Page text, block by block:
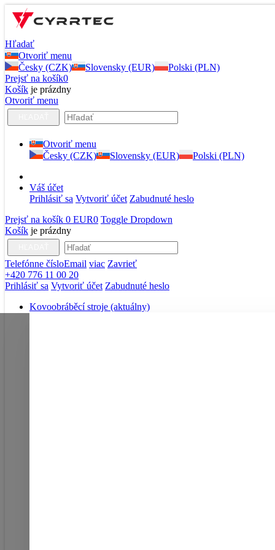
Hľadať
Otvoriť menu
Česky (CZK)
Slovensky (EUR)
Polski (PLN)
Prejsť na košík0
Košík je prázdny
Otvoriť menu
Otvoriť menu
Česky (CZK)
Slovensky (EUR) Polski (PLN)
Váš účet
Prihlásiť sa Vytvoriť účet Zabudnuté heslo
Prejsť na košík 0 EUR0 Toggle Dropdown
Košík je prázdny
Telefónne čísloEmail viac Zavrieť
+420 776 11 00 20
Prihlásiť sa Vytvoriť účet Zabudnuté heslo
Kovoobráběcí stroje (aktuálny)